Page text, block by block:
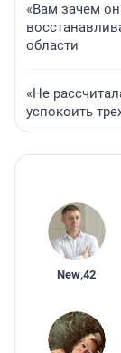
«Вам зачем
области
«Не
успокоить
New,42